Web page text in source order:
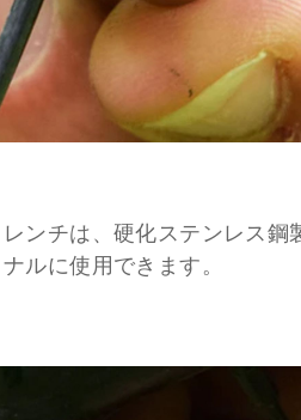
ンチは、硬化ステンレス鋼
ルに使用できます。